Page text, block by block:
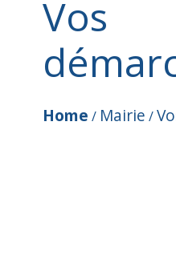
Vos
Home / Mairie /